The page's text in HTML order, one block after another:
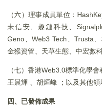
（六）理事成員單位：
未信安、趣鏈科技、
Geno、Web3 Tech、Trusta
金猴資管、天草生態、中宏數科
（七）香港Web3.0標準化學
王晨輝 、胡烜峰 ；以及其他領
四、已發佈成果